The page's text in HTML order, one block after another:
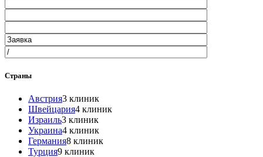
Страны
Австрия3 клиник
Швейцария4 клиник
Израиль3 клиник
Украина4 клиник
Германия8 клиник
Турция9 клиник